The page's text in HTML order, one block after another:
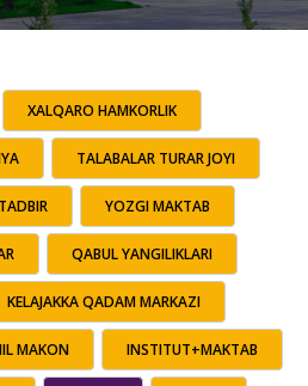
XALQARO HAMKORLIK
TALABALAR TURAR JOYI
YOZGI MAKTAB
QABUL YANGILIKLARI
KELAJAKKA QADAM MARKAZI
MAKON INSTITUT+MAKTAB